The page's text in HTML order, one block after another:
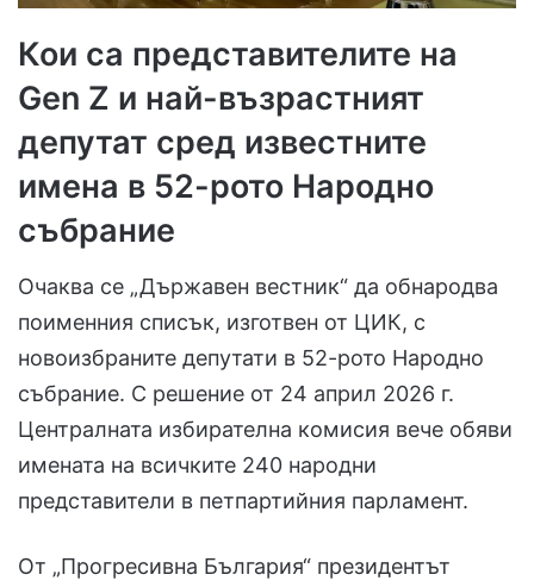
Кои са представителите на
Gen Z и най-възрастният
депутат сред известните
имена в 52-рото Народно
събрание
Очаква се „Държавен вестник“ да обнародва
поименния списък, изготвен от ЦИК, с
новоизбраните депутати в 52-рото Народно
събрание. С решение от 24 април 2026 г.
Централната избирателна комисия вече обяви
имената на всичките 240 народни
представители в петпартийния парламент.
От „Прогресивна България“ президентът